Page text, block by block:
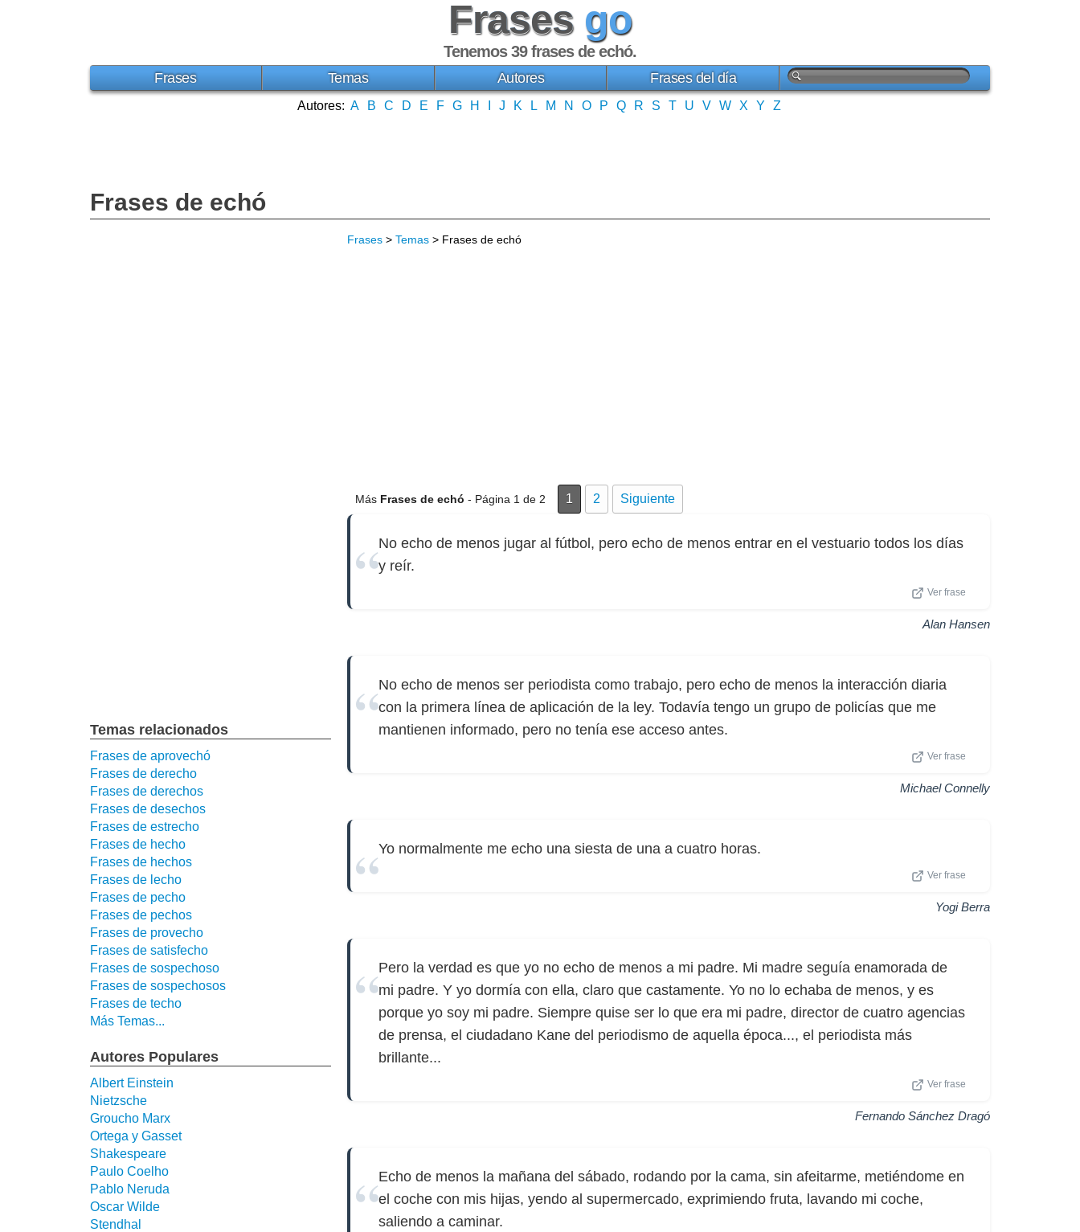
Frases go
Tenemos 39frases de echó.
Frases Temas Autores Frases del día
Autores: A B C D E F G H J K L M N O P Q R S T U V W X Y Z
Frases de echó
Frases > Temas > Frases de echó
Más Frases de echó - Página 1 de 2 1 2 Siguiente
No echo de menos jugar al fútbol, ​​pero echo de menos entrar en el vestuario todos los días
y reír.
Ver frase
Alan Hansen
No echo de menos ser periodista como trabajo, pero echo de menos la interacción diaria
con la primera línea de aplicación de la ley. Todavía tengo un grupo de policías que me
mantienen informado, pero no tenía ese acceso antes.
Ver frase
Michael Connelly
Yo normalmente me echo una siesta de una a cuatro horas.
Ver frase
Yogi Berra
Pero la verdad es que yo no echo de menos a mi padre. Mi madre seguía enamorada de
mi padre. Y yo dormía con ella, claro que castamente. Yo no lo echaba de menos, y es
porque yo soy mi padre. Siempre quise ser lo que era mi padre, director de cuatro agencias
de prensa, el ciudadano Kane del periodismo de aquella época..., el periodista más
brillante...
Ver frase
Fernando Sánchez Dragó
Echo de menos la mañana del sábado, rodando por la cama, sin afeitarme, metiéndome en
el coche con mis hijas, yendo al supermercado, exprimiendo fruta, lavando mi coche,
saliendo a caminar.
Temas relacionados
Frases de aprovechó
Frases de derecho
Frases de derechos
Frases de desechos
Frases de estrecho
Frases de hecho
Frases de hechos
Frases de lecho
Frases de pecho
Frases de pechos
Frases de provecho
Frases de satisfecho
Frases de sospechoso
Frases de sospechosos
Frases de techo
Más Temas...
Autores Populares
Albert Einstein
Nietzsche
Groucho Marx
Ortega y Gasset
Shakespeare
Paulo Coelho
Pablo Neruda
Oscar Wilde
Stendhal